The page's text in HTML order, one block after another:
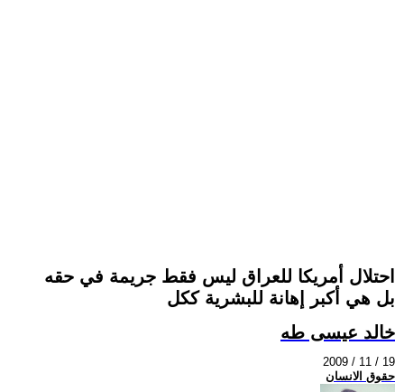
احتلال أمريكا للعراق ليس فقط جريمة في حقه
بل هي أكبر إهانة للبشرية ككل
خالد عيسى طه
2009 / 11 / 19
حقوق الانسان